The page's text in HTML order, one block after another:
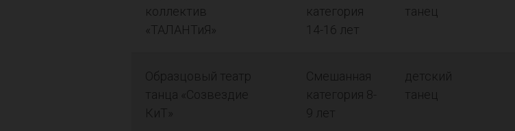
коллектив
«ТАЛАНТиЯ»
категория
14-16 лет
танец
Образцовый театр
танца «Созвездие
КиТ»
Смешанная
категория 8-
9 лет
детский
танец